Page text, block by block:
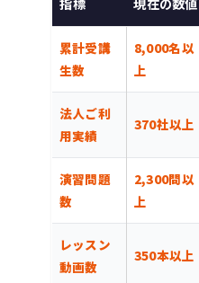
累計受講
生数
8,000名以
上
法人ご利
用実績
370社以上
演習問題
数
2,300問以
上
レッスン
動画数
350本以上